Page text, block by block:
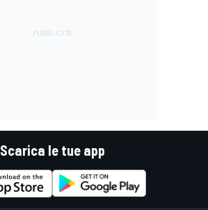
Scarica le tue app